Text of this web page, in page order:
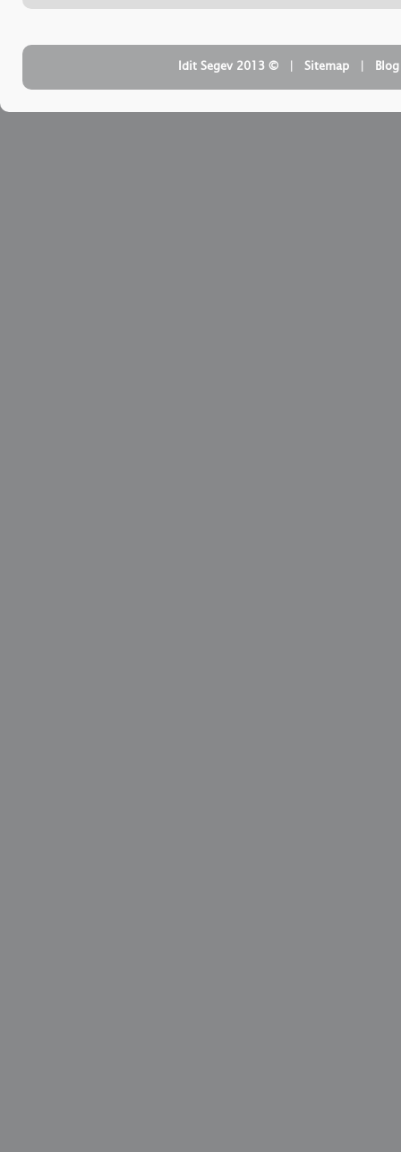
|
Sitemap
| ‏ © Idit Segev 2013